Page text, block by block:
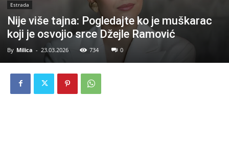
Estrada
Nije više tajna: Pogledajte ko je muškarac
koji je osvojio srce Džejle Ramović
By Milica - 23.03.2026 734 0